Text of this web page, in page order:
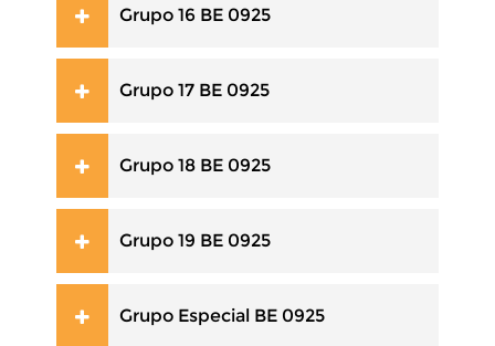
Grupo 16 BE 0925
Grupo 17 BE 0925
Grupo 18 BE 0925
Grupo 19 BE 0925
Grupo Especial BE 0925